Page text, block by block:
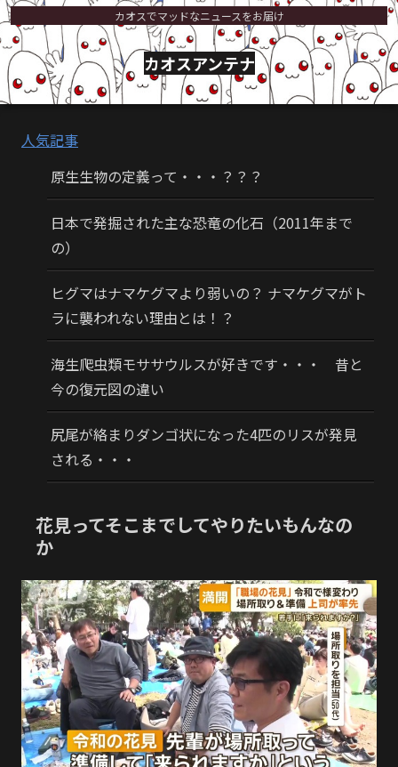
カオスでマッドなニュースをお届け
カオスアンテナ
人気記事
原生生物の定義って・・・？？？
日本で発掘された主な恐竜の化石（2011年まで
の）
ヒグマはナマケグマより弱いの？ ナマケグマがト
ラに襲われない理由とは！？
海生爬虫類モササウルスが好きです・・・ 昔と
今の復元図の違い
尻尾が絡まりダンゴ状になった4匹のリスが発見
される・・・
花見ってそこまでしてやりたいもんなの
か